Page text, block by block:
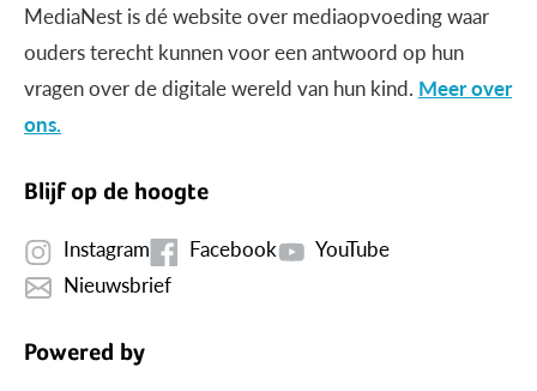
MediaNest is dé website over mediaopvoeding waar
ouders terecht kunnen voor een antwoord op hun
vragen over de digitale wereld van hun kind. Meer over
ons.
Blijf op de hoogte
Instagram Facebook
YouTube
Nieuwsbrief
Powered by